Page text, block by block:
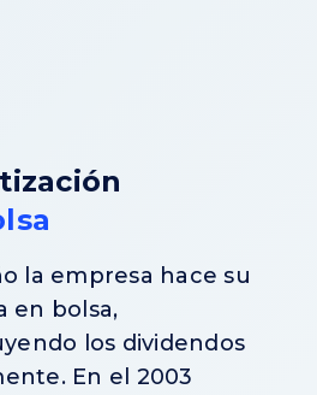
la empresa hace su
en bolsa,
los dividendos
En el 2003